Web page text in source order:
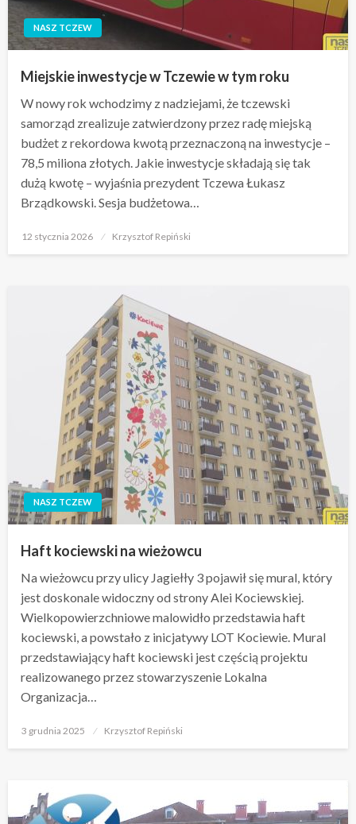
NASZ TCZEW
Miejskie inwestycje w Tczewie w tym roku
W nowy rok wchodzimy z nadziejami, że tczewski
samorząd zrealizuje zatwierdzony przez radę miejską
budżet z rekordowa kwotą przeznaczoną na inwestycje –
78,5 miliona złotych. Jakie inwestycje składają się tak
dużą kwotę – wyjaśnia prezydent Tczewa Łukasz
Brządkowski. Sesja budżetowa…
Opublikowane
12 stycznia 2026 Krzysztof Repiński
NASZ TCZEW
Haft kociewski na wieżowcu
Na wieżowcu przy ulicy Jagiełły 3 pojawił się mural, który
jest doskonale widoczny od strony Alei Kociewskiej.
Wielkopowierzchniowe malowidło przedstawia haft
kociewski, a powstało z inicjatywy LOT Kociewie. Mural
przedstawiający haft kociewski jest częścią projektu
realizowanego przez stowarzyszenie Lokalna
Organizacja…
Opublikowane
3 grudnia 2025 Krzysztof Repiński